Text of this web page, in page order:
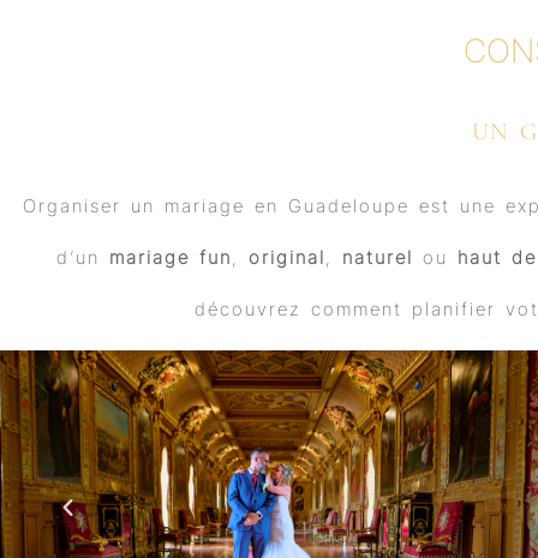
UN
Organiser un mariage en Guadeloupe est une
d’un mariage fun, original, naturel ou haut
découvrez comment planifier